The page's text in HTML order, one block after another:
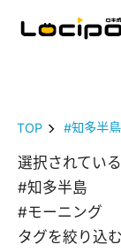
TOP #知多半島
選択されてい
#知多半島
#モーニング
タグを絞り込む